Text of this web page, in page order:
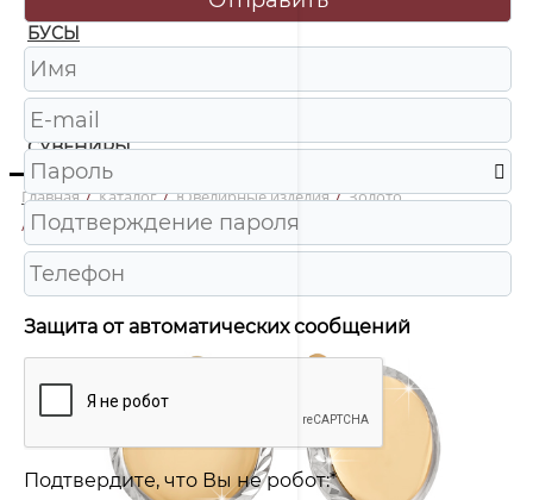
БУСЫ
ЧАСЫ
ШКАТУЛКИ
СУВЕНИРЫ
Главная / Каталог / Ювелирные изделия / Золото
/
220316 Серьги Au 585
Защита от автоматических сообщений
Подтвердите, что Вы не робот:*